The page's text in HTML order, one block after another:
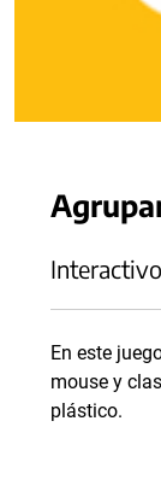
Interactivo
En este
mouse y
plástico.